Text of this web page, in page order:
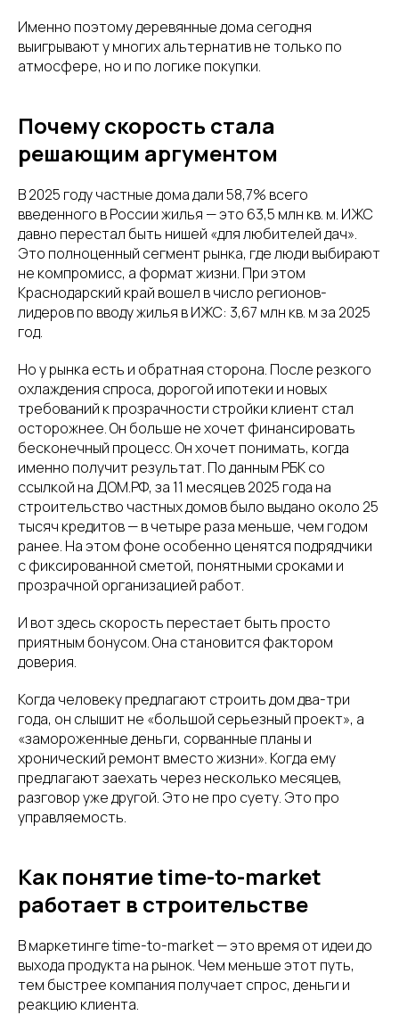
Именно поэтому деревянные дома сегодня
выигрывают у многих альтернатив не только по
атмосфере, но и по логике покупки.
Почему скорость стала
решающим аргументом
В 2025 году частные дома дали 58,7% всего
введенного в России жилья — это 63,5 млн кв. м. ИЖС
давно перестал быть нишей «для любителей дач».
Это полноценный сегмент рынка, где люди выбирают
не компромисс, а формат жизни. При этом
Краснодарский край вошел в число регионов-
лидеров по вводу жилья в ИЖС: 3,67 млн кв. м за 2025
год.
Но у рынка есть и обратная сторона. После резкого
охлаждения спроса, дорогой ипотеки и новых
требований к прозрачности стройки клиент стал
осторожнее. Он больше не хочет финансировать
бесконечный процесс. Он хочет понимать, когда
именно получит результат. По данным РБК со
ссылкой на ДОМ.РФ, за 11 месяцев 2025 года на
строительство частных домов было выдано около 25
тысяч кредитов — в четыре раза меньше, чем годом
ранее. На этом фоне особенно ценятся подрядчики
с фиксированной сметой, понятными сроками и
прозрачной организацией работ.
И вот здесь скорость перестает быть просто
приятным бонусом. Она становится фактором
доверия.
Когда человеку предлагают строить дом два-три
года, он слышит не «большой серьезный проект», а
«замороженные деньги, сорванные планы и
хронический ремонт вместо жизни». Когда ему
предлагают заехать через несколько месяцев,
разговор уже другой. Это не про суету. Это про
управляемость.
Как понятие time-to-market
работает в строительстве
В маркетинге time-to-market — это время от идеи до
выхода продукта на рынок. Чем меньше этот путь,
тем быстрее компания получает спрос, деньги и
реакцию клиента.